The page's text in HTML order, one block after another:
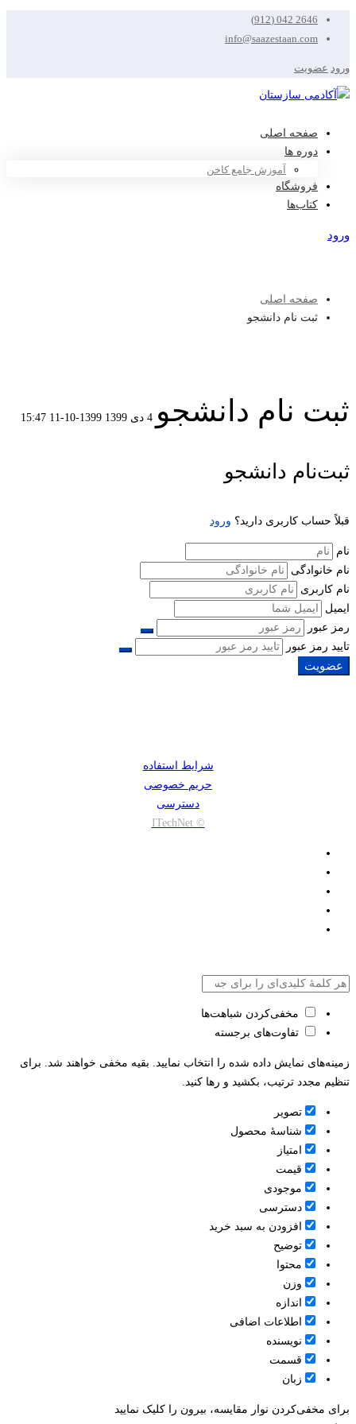
2646 042 (912)
info@saazestaan.com
ورود عضویت
صفحه اصلی
دوره ها
آموزش جامع کاخن
فروشگاه
کتاب‌ها
ورود
صفحه اصلی
ثبت نام دانشجو
ثبت نام دانشجو 4 دی 1399 1399-10-11 15:47
ثبت
نام
دانشجو
ثبت‌نام دانشجو
قبلاً حساب کاربری دارید؟ ورود
نام
نام خانوادگی
نام کاربری
ایمیل
رمز عبور
تایید رمز عبور
عضویت
شرایط استفاده
حریم خصوصی
دسترسی
© ITechNet
مخفی‌کردن شباهت‌ها
تفاوت‌های برجسته
زمینه‌های نمایش داده شده را انتخاب نمایید. بقیه مخفی خواهند شد. برای
تنظیم مجدد ترتیب، بکشید و رها کنید.
تصویر
شناسۀ محصول
امتیاز
قيمت
موجودی
دسترسی
افزودن به سبد خرید
توضیح
محتوا
وزن
اندازه
اطلاعات اضافی
نویسنده
قسمت
زبان
برای مخفی‌کردن نوار مقایسه، بیرون را کلیک نمایید